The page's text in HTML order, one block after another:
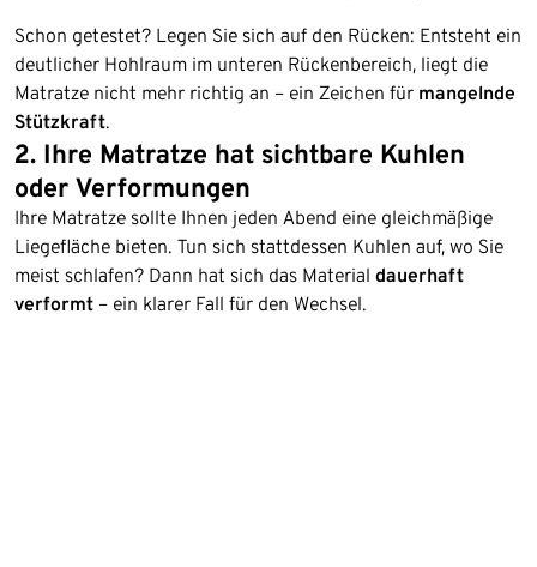
Schon getestet? Legen Sie sich auf den Rücken: Entsteht ein
deutlicher Hohlraum im unteren Rückenbereich, liegt die
Matratze nicht mehr richtig an – ein Zeichen für mangelnde
Stützkraft.
2. Ihre Matratze hat sichtbare Kuhlen
oder Verformungen
Ihre Matratze sollte Ihnen jeden Abend eine gleichmäßige
Liegefläche bieten. Tun sich stattdessen Kuhlen auf, wo Sie
meist schlafen? Dann hat sich das Material dauerhaft
verformt – ein klarer Fall für den Wechsel.